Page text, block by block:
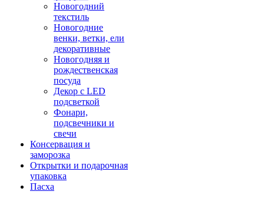
Новогодний
текстиль
Новогодние
венки, ветки, ели
декоративные
Новогодняя и
рождественская
посуда
Декор с LED
подсветкой
Фонари,
подсвечники и
свечи
Консервация и
заморозка
Открытки и подарочная
упаковка
Пасха